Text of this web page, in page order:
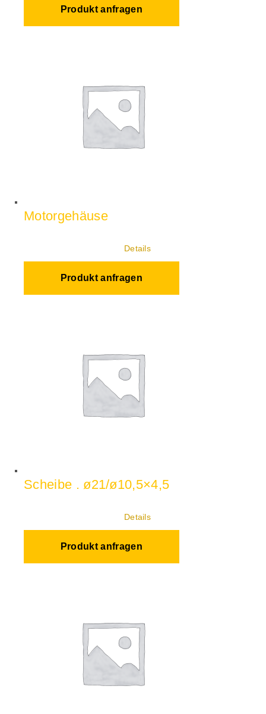
Produkt anfragen
Motorgehäuse
Details
Produkt anfragen
Scheibe . ø21/ø10,5×4,5
Details
Produkt anfragen